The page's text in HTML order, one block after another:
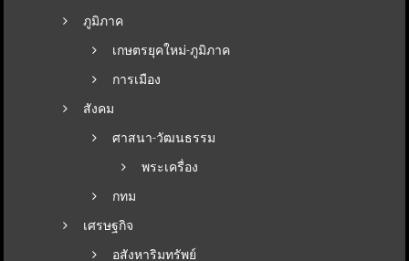
ภูมิภาค
เกษตรยุคใหม่-ภูมิภาค
การเมือง
สังคม
ศาสนา-วัฒนธรรม
พระเครื่อง
กทม
เศรษฐกิจ
อสังหาริมทรัพย์